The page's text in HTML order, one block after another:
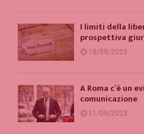
I limiti della
prospettiva
18/09/2023
A Roma c’è un
comunicazione
11/09/2023